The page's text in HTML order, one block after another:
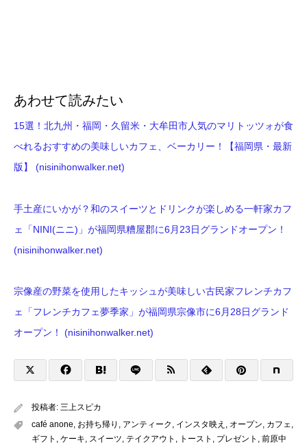
あわせて読みたい
15選！北九州・福岡・久留米・大牟田市人気のマリトッツォが食
べれるおすすめの美味しいカフェ、ベーカリー！【福岡県・最新
版】 (nisinihonwalker.net)
手土産にいかが？和のスイーツとドリンクが楽しめる一軒家カフ
ェ「NINI(ニニ)」が福岡県糟屋郡に6月23日グランドオープン！
(nisinihonwalker.net)
宗像産の野菜を使用したキッシュが美味しい古民家フレンチカフ
ェ「フレンチカフェ夢季家」が福岡県宗像市に6月28日グランド
オープン！ (nisinihonwalker.net)
投稿者: 三上スピカ
café anone, お持ち帰り , アンティーク , インスタ映え , オープン, カフェ,
ギフト , ケーキ, スイーツ, テイクアウト , トースト , プレゼント , 前原中